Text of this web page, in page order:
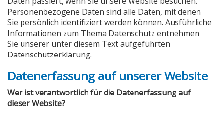
Personenbezogene Daten sind alle Daten, mit denen
Sie persönlich identifiziert werden können. Ausführliche
Informationen zum Thema Datenschutz entnehmen
Sie unserer unter diesem Text aufgeführten
Datenschutzerklärung.
Datenerfassung auf unserer Website
Wer ist verantwortlich für die Datenerfassung auf
dieser Website?